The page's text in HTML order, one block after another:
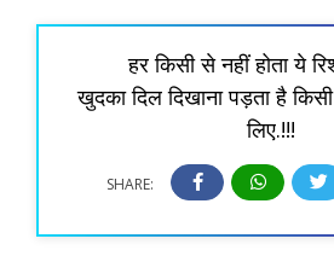
हर किसी से नहीं होता ये
खुदका दिल दिखाना पड़ता है
लिए.!!!
SHARE: